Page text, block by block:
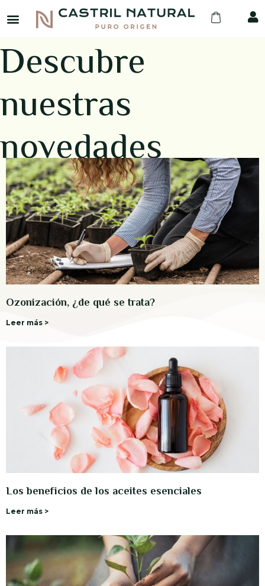
Volver a la Home
Descubre
nuestras
novedades
Ozonización, ¿de qué se trata?
Leer más >
Los beneficios de los aceites esenciales
Leer más >